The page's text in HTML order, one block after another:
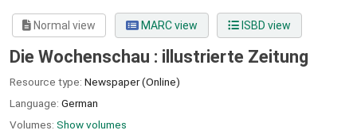
Normal view MARC view ISBD view
Die Wochenschau : illustrierte Zeitung
Resource type: Newspaper (Online)
Language: German
Volumes: Show volumes